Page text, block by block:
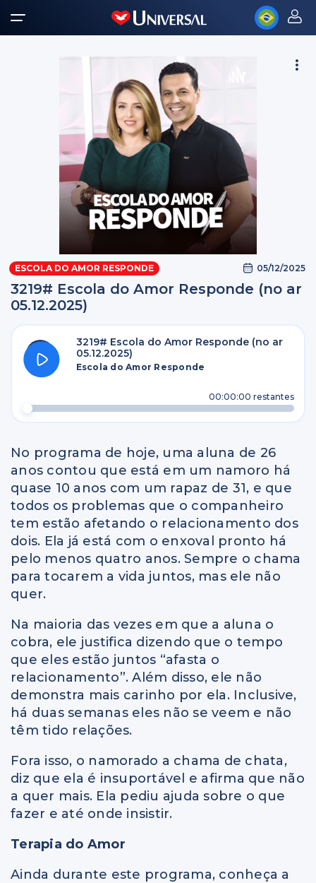
ESCOLA DO AMOR RESPONDE 05/12/2025
3219# Escola do Amor Responde (no ar
05.12.2025)
3219# Escola do Amor Responde (no ar
05.12.2025)
Escola do Amor Responde
00:00:00 restantes
No programa de hoje, uma aluna de 26
anos contou que está em um namoro há
quase 10 anos com um rapaz de 31, e que
todos os problemas que o companheiro
tem estão afetando o relacionamento dos
dois. Ela já está com o enxoval pronto há
pelo menos quatro anos. Sempre o chama
para tocarem a vida juntos, mas ele não
quer.
Na maioria das vezes em que a aluna o
cobra, ele justifica dizendo que o tempo
que eles estão juntos “afasta o
relacionamento”. Além disso, ele não
demonstra mais carinho por ela. Inclusive,
há duas semanas eles não se veem e não
têm tido relações.
Fora isso, o namorado a chama de chata,
diz que ela é insuportável e afirma que não
a quer mais. Ela pediu ajuda sobre o que
fazer e até onde insistir.
Terapia do Amor
Ainda durante este programa, conheça a